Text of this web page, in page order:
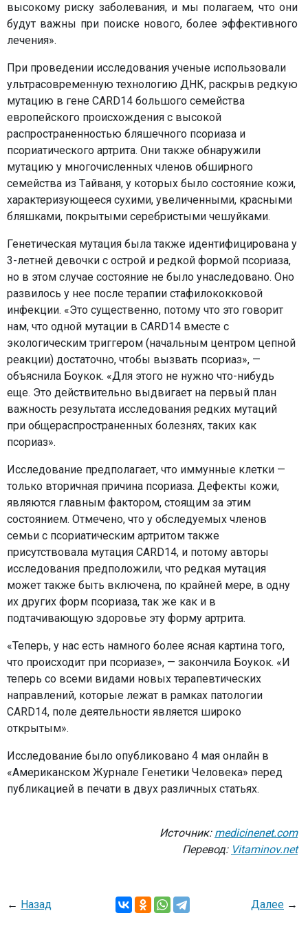
высокому риску заболевания, и мы полагаем, что они
будут важны при поиске нового, более эффективного
лечения».
При проведении исследования ученые использовали
ультрасовременную технологию ДНК, раскрыв редкую
мутацию в гене CARD14 большого семейства
европейского происхождения с высокой
распространенностью бляшечного псориаза и
псориатического артрита. Они также обнаружили
мутацию у многочисленных членов обширного
семейства из Tайваня, у которых было состояние кожи,
характеризующееся сухими, увеличенными, красными
бляшками, покрытыми серебристыми чешуйками.
Генетическая мутация была также идентифицирована у
3-летней девочки с острой и редкой формой псориаза,
но в этом случае состояние не было унаследовано. Оно
развилось у нее после терапии стафилококковой
инфекции. «Это существенно, потому что это говорит
нам, что одной мутации в CARD14 вместе с
экологическим триггером (начальным центром цепной
реакции) достаточно, чтобы вызвать псориаз», —
объяснила Боукок. «Для этого не нужно что-нибудь
еще. Это действительно выдвигает на первый план
важность результата исследования редких мутаций
при общераспространенных болезнях, таких как
псориаз».
Исследование предполагает, что иммунные клетки —
только вторичная причина псориаза. Дефекты кожи,
являются главным фактором, стоящим за этим
состоянием. Отмечено, что у обследуемых членов
семьи с псориатическим артритом также
присутствовала мутация CARD14, и потому авторы
исследования предположили, что редкая мутация
может также быть включена, по крайней мере, в одну
их других форм псориаза, так же как и в
подтачивающую здоровье эту форму артрита.
«Теперь, у нас есть намного более ясная картина того,
что происходит при псориазе», — закончила Боукок. «И
теперь со всеми видами новых терапевтических
направлений, которые лежат в рамках патологии
CARD14, поле деятельности является широко
открытым».
Исследование было опубликовано 4 мая онлайн в
«Американском Журнале Генетики Человека» перед
публикацией в печати в двух различных статьях.
Источник: medicinenet.com
Перевод: Vitaminov.net
← Назад Далее →